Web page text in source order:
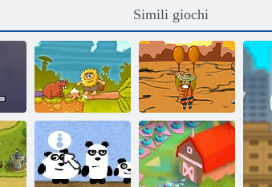
Simili giochi
2 Adamo ed Eva Amigo Pancho